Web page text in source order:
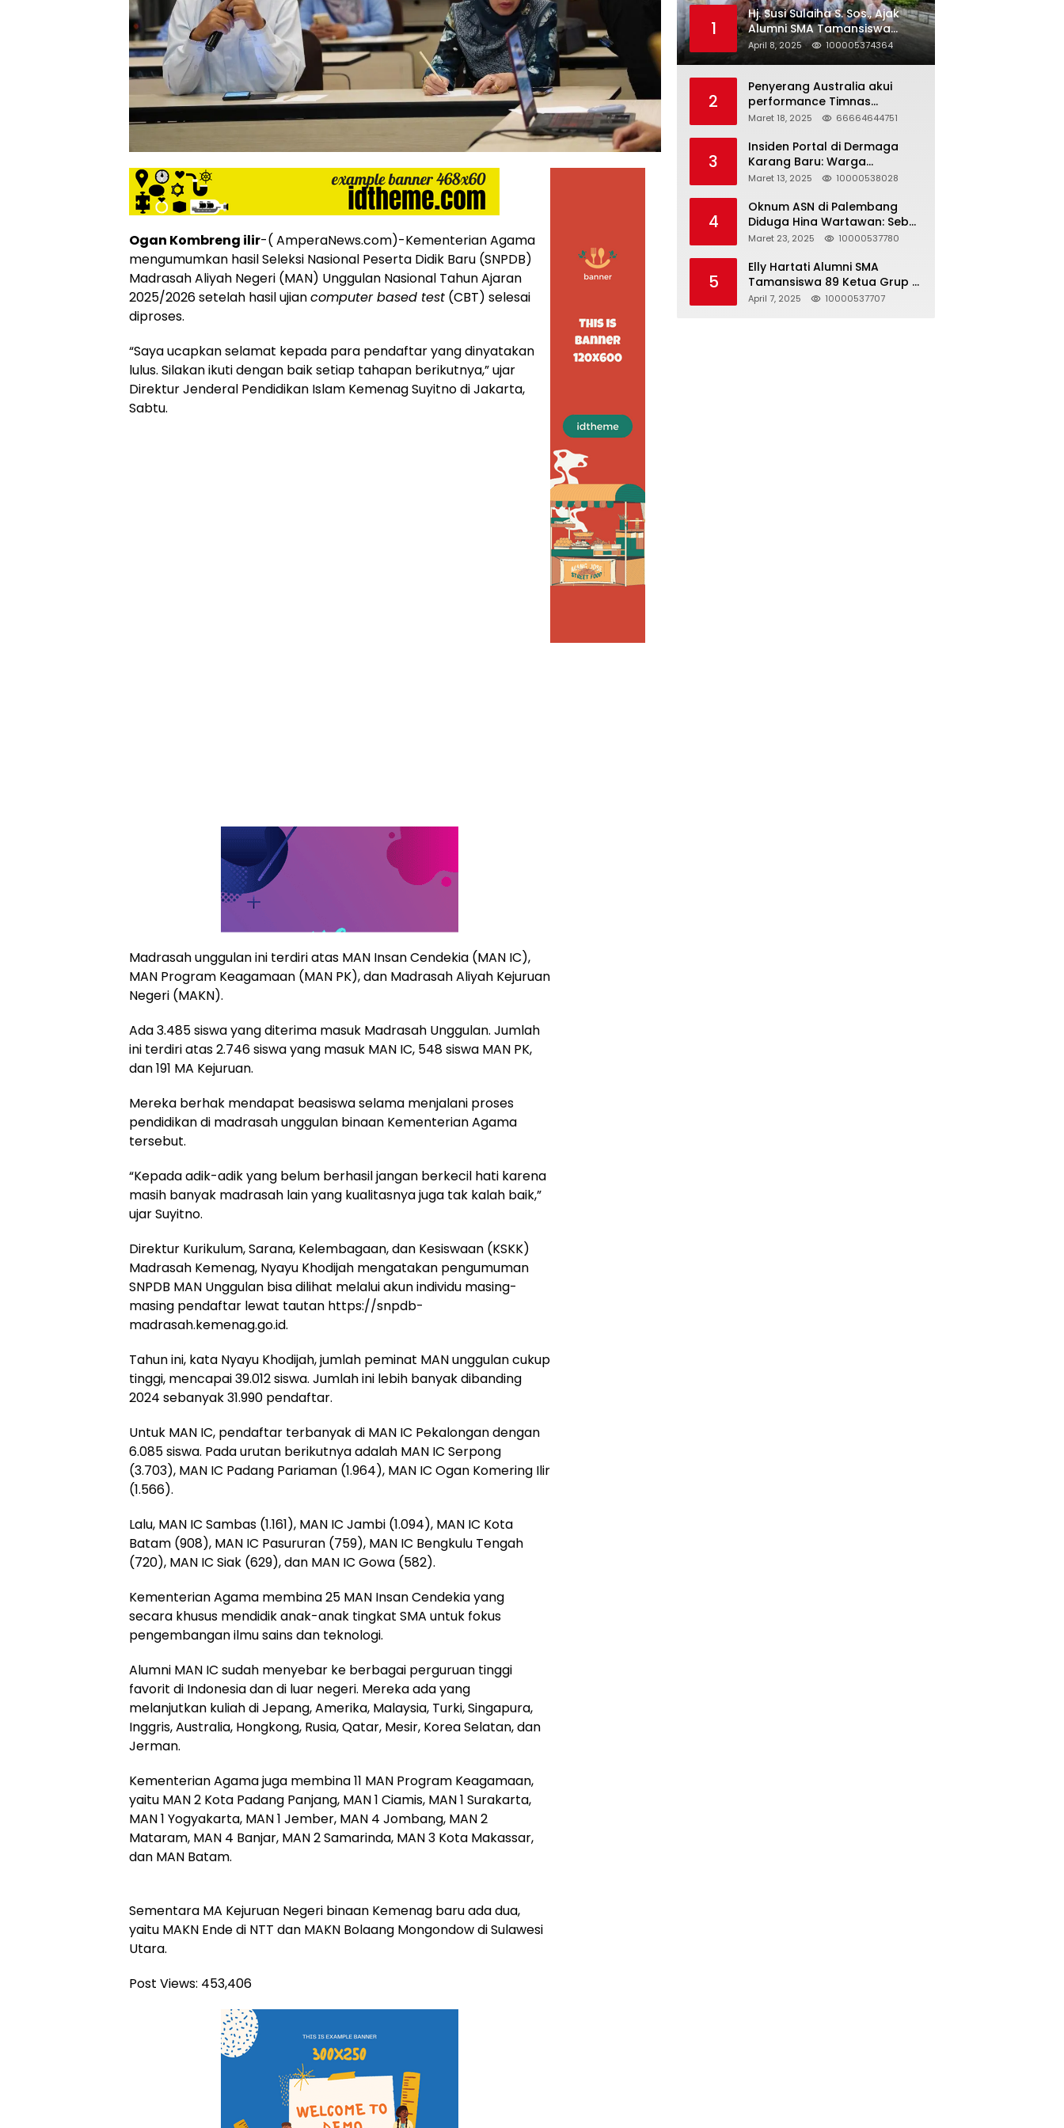
siber
lebih
eksklusif,
bergaya
trendi,
mengandung
unsur
edukasi,
hiburan,
bebas
dari
narkoba
dan
berita
asusila
Media
dan
Online
Ampera
News
Ogan Kombreng ilir-( AmperaNews.com)-Kementerian Agama
mengumumkan hasil Seleksi Nasional Peserta Didik Baru (SNPDB)
Madrasah Aliyah Negeri (MAN) Unggulan Nasional Tahun Ajaran
2025/2026 setelah hasil ujiancomputer based test (CBT) selesai
diproses.
“Saya ucapkan selamat kepada para pendaftar yang dinyatakan
lulus. Silakan ikuti dengan baik setiap tahapan berikutnya,” ujar
Direktur Jenderal Pendidikan Islam Kemenag Suyitno di Jakarta,
Sabtu.
Madrasah unggulan ini terdiri atas MAN Insan Cendekia (MAN IC),
MAN Program Keagamaan (MAN PK), dan Madrasah Aliyah Kejuruan
Negeri (MAKN).
Ada 3.485 siswa yang diterima masuk Madrasah Unggulan. Jumlah
ini terdiri atas 2.746 siswa yang masuk MAN IC, 548 siswa MAN PK,
dan 191 MA Kejuruan.
Mereka berhak mendapat beasiswa selama menjalani proses
pendidikan di madrasah unggulan binaan Kementerian Agama
tersebut.
“Kepada adik-adik yang belum berhasil jangan berkecil hati karena
masih banyak madrasah lain yang kualitasnya juga tak kalah baik,”
ujar Suyitno.
Direktur Kurikulum, Sarana, Kelembagaan, dan Kesiswaan (KSKK)
Madrasah Kemenag, Nyayu Khodijah mengatakan pengumuman
SNPDB MAN Unggulan bisa dilihat melalui akun individu masing-
masing pendaftar lewat tautan https://snpdb-
madrasah.kemenag.go.id.
Tahun ini, kata Nyayu Khodijah, jumlah peminat MAN unggulan cukup
tinggi, mencapai 39.012 siswa. Jumlah ini lebih banyak dibanding
2024 sebanyak 31.990 pendaftar.
Untuk MAN IC, pendaftar terbanyak di MAN IC Pekalongan dengan
6.085 siswa. Pada urutan berikutnya adalah MAN IC Serpong
(3.703), MAN IC Padang Pariaman (1.964), MAN IC Ogan Komering Ilir
(1.566).
Lalu, MAN IC Sambas (1.161), MAN IC Jambi (1.094), MAN IC Kota
Batam (908), MAN IC Pasururan (759), MAN IC Bengkulu Tengah
(720), MAN IC Siak (629), dan MAN IC Gowa (582).
Kementerian Agama membina 25 MAN Insan Cendekia yang
secara khusus mendidik anak-anak tingkat SMA untuk fokus
pengembangan ilmu sains dan teknologi.
Alumni MAN IC sudah menyebar ke berbagai perguruan tinggi
favorit di Indonesia dan di luar negeri. Mereka ada yang
melanjutkan kuliah di Jepang, Amerika, Malaysia, Turki, Singapura,
Inggris, Australia, Hongkong, Rusia, Qatar, Mesir, Korea Selatan, dan
Jerman.
Kementerian Agama juga membina 11 MAN Program Keagamaan,
yaitu MAN 2 Kota Padang Panjang, MAN 1 Ciamis, MAN 1 Surakarta,
MAN 1 Yogyakarta, MAN 1 Jember, MAN 4 Jombang, MAN 2
Mataram, MAN 4 Banjar, MAN 2 Samarinda, MAN 3 Kota Makassar,
dan MAN Batam.
Sementara MA Kejuruan Negeri binaan Kemenag baru ada dua,
yaitu MAKN Ende di NTT dan MAKN Bolaang Mongondow di Sulawesi
Utara.
Post Views: 453,406
1
Hj. Susi Sulaiha S. Sos., Ajak
Alumni SMA Tamansiswa
Palembang Angkatan 91 Halal
Bihalal
April 8, 2025 100005374364
2
Penyerang Australia akui
performance Timnas
Indonesia
Maret 18, 2025 66664644751
3
Insiden Portal di Dermaga
Karang Baru: Warga
Klarifikasi dan Kritik
Akurat
Maret 13, 2025 10000538028
4
Oknum ASN di Palembang
Diduga Hina Wartawan: Sebut
Profesi Jurnalis Hanya
Berujung Dugaan
Pelanggaran UU ITE!
Maret 23, 2025 10000537780
5
Elly Hartati Alumni SMA
Tamansiswa 89 Ketua Grup S
4 Laksanakan Giat
April 7, 2025 10000537707